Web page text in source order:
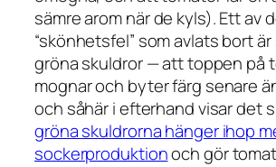
sämre arom när de kyls). Ett av
“skönhetsfel” som avlats bort
gröna skuldror — att toppen på
mognar och byter färg senare
och såhär i efterhand visar det
gröna skuldrorna hänger ihop
sockerproduktionoch gör